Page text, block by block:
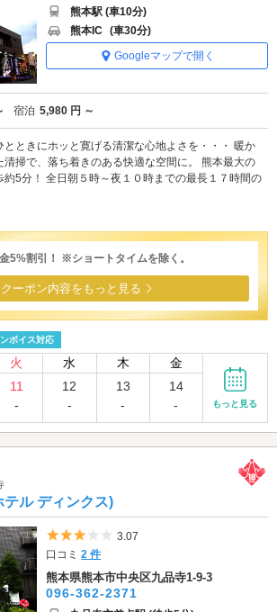
熊本駅 (車10分)
熊本IC (車30分)
Googleマップで開く
宿泊 5,980 円 ～
とときにホッと寛げる清潔な心地よさを・・・ 暖か
清掃で、落ち着きのある快適な空間に。 熊本最大の
5分！ 全日朝５時～夜１０時までの最長１７時間の
5%割引！ ※ショートタイムを除く。
クーポン内容をもっと見る
ボイス対応
火 水 木 金
11
-
12
-
13
-
14
-
もっと見る
ル ディンクス)
5つ星のうち3
3.07
口コミ2 件
熊本県熊本市中央区九品寺1-9-3
096-362-2371